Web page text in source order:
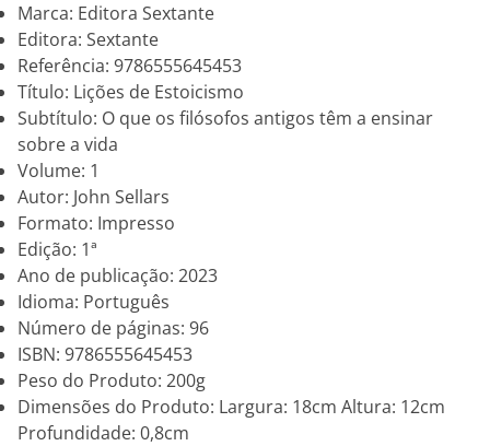
Marca: Editora Sextante
Editora: Sextante
Referência: 9786555645453
Título: Lições de Estoicismo
Subtítulo: O que os filósofos antigos têm a ensinar
sobre a vida
Volume: 1
Autor: John Sellars
Formato: Impresso
Edição: 1ª
Ano de publicação: 2023
Idioma: Português
Número de páginas: 96
ISBN: 9786555645453
Peso do Produto: 200g
Dimensões do Produto: Largura: 18cm Altura: 12cm
Profundidade: 0,8cm